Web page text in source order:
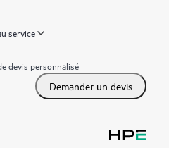
service
devis personnalisé
Demander un devis